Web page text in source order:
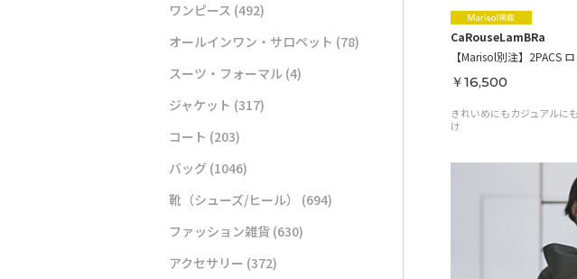
ワンピース (492)
オールインワン・サロペット (78)
スーツ・フォーマル (4)
ジャケット (317)
コート (203)
バッグ (1046)
靴（シューズ/ヒール）
(694)
ファッション雑貨 (630)
アクセサリー (372)
CaRouseLamBRa
【Marisol別注】2PACS
￥16,500
きれいめにもカジュアルに
け